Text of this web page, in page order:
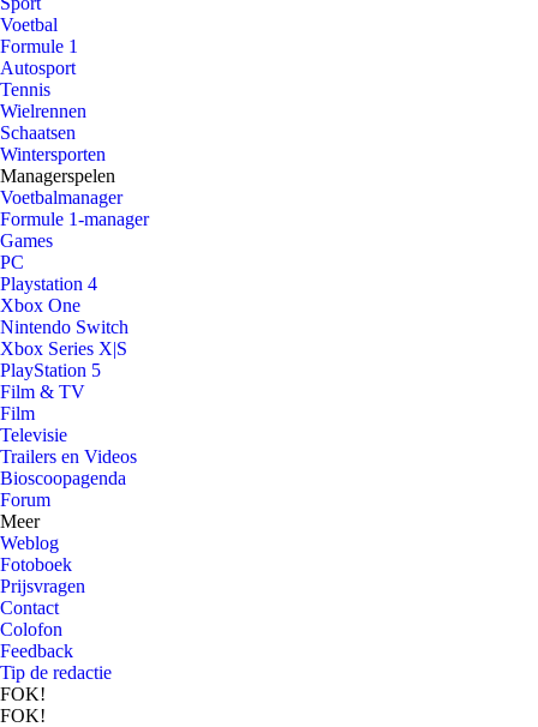
Voetbal
Formule 1
Autosport
Tennis
Wielrennen
Schaatsen
Wintersporten
Managerspelen
Voetbalmanager
Formule 1-manager
Games
PC
Playstation 4
Xbox One
Nintendo Switch
Xbox Series X|S
PlayStation 5
Film & TV
Film
Televisie
Trailers en Videos
Bioscoopagenda
Forum
Meer
Weblog
Fotoboek
Prijsvragen
Contact
Colofon
Feedback
Tip de redactie
FOK!
FOK!